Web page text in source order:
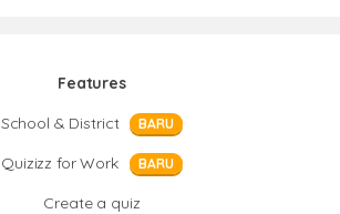
Features
School & District
BARU
Quizizz for Work BARU
Create a quiz